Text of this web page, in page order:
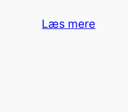
Læs mere